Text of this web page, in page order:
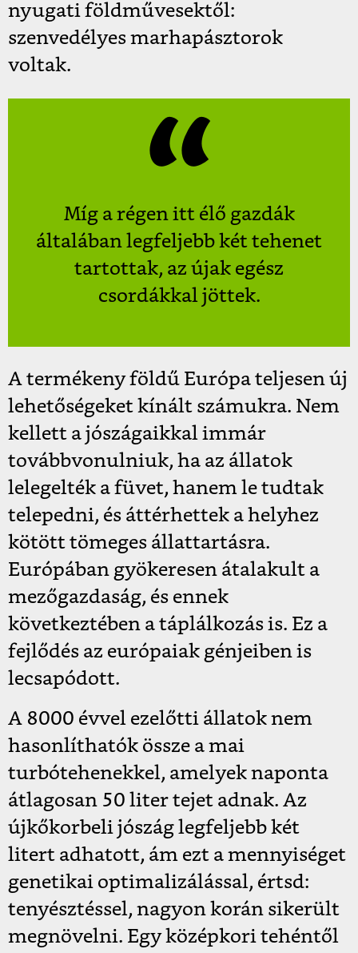
nyugati földművesektől:
szenvedélyes marhapásztorok
voltak.
Míg a régen itt élő gazdák
általában legfeljebb két tehenet
tartottak, az újak egész
csordákkal jöttek.
A termékeny földű Európa teljesen új
lehetőségeket kínált számukra. Nem
kellett a jószágaikkal immár
továbbvonulniuk, ha az állatok
lelegelték a füvet, hanem le tudtak
telepedni, és áttérhettek a helyhez
kötött tömeges állattartásra.
Európában gyökeresen átalakult a
mezőgazdaság, és ennek
következtében a táplálkozás is. Ez a
fejlődés az európaiak génjeiben is
lecsapódott.
A 8000 évvel ezelőtti állatok nem
hasonlíthatók össze a mai
turbótehenekkel, amelyek naponta
átlagosan 50 liter tejet adnak. Az
újkőkorbeli jószág legfeljebb két
litert adhatott, ám ezt a mennyiséget
genetikai optimalizálással, értsd:
tenyésztéssel, nagyon korán sikerült
megnövelni. Egy középkori tehéntől